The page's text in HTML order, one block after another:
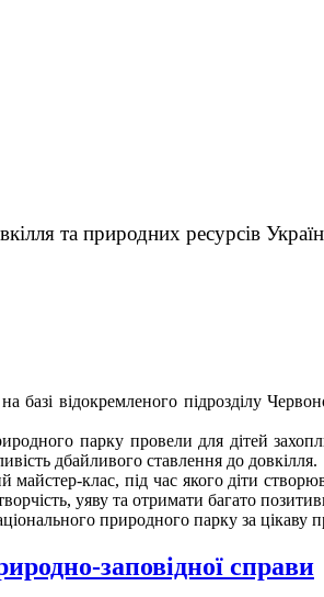
та природних ресурсів
базі відокремленого підрозділу
парку провели для дітей
дбайливого ставлення до довкілля.
клас, під час якого діти
уяву та отримати багато
природного парку за цікаву
заповідної справи